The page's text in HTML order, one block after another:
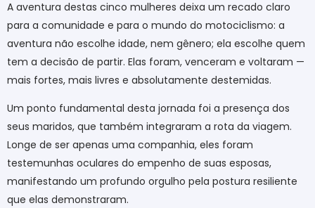
A aventura destas cinco mulheres deixa um recado claro
para a comunidade e para o mundo do motociclismo: a
aventura não escolhe idade, nem gênero; ela escolhe quem
tem a decisão de partir. Elas foram, venceram e voltaram —
mais fortes, mais livres e absolutamente destemidas.
Um ponto fundamental desta jornada foi a presença dos
seus maridos, que também integraram a rota da viagem.
Longe de ser apenas uma companhia, eles foram
testemunhas oculares do empenho de suas esposas,
manifestando um profundo orgulho pela postura resiliente
que elas demonstraram.